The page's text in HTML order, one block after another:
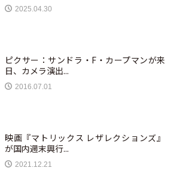
2025.04.30
ピクサー：サンドラ・F・カープマンが来
日、カメラ演出...
2016.07.01
映画『マトリックス レザレクションズ』
が国内週末興行...
2021.12.21